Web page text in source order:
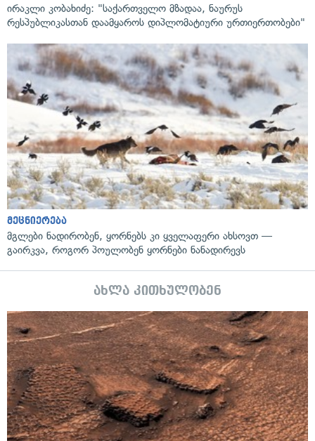
ირაკლი კობახიძე: "საქართველო მზადაა, ნაურუს
რესპუბლიკასთან დაამყაროს დიპლომატიური ურთიერთობები"
მეცნიერება
მგლები ნადირობენ, ყორნებს კი ყველაფერი ახსოვთ —
გაირკვა, როგორ პოულობენ ყორნები ნანადირევს
ახლა კითხულობენ